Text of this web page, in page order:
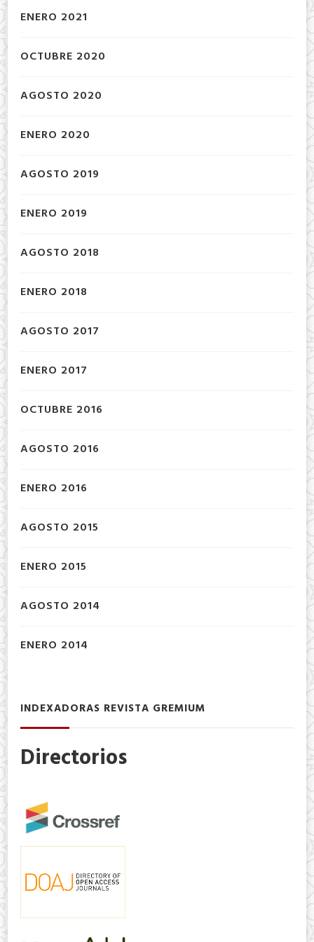
ENERO 2021
OCTUBRE 2020
AGOSTO 2020
ENERO 2020
AGOSTO 2019
ENERO 2019
AGOSTO 2018
ENERO 2018
AGOSTO 2017
ENERO 2017
OCTUBRE 2016
AGOSTO 2016
ENERO 2016
AGOSTO 2015
ENERO 2015
AGOSTO 2014
ENERO 2014
INDEXADORAS REVISTA GREMIUM
Directorios